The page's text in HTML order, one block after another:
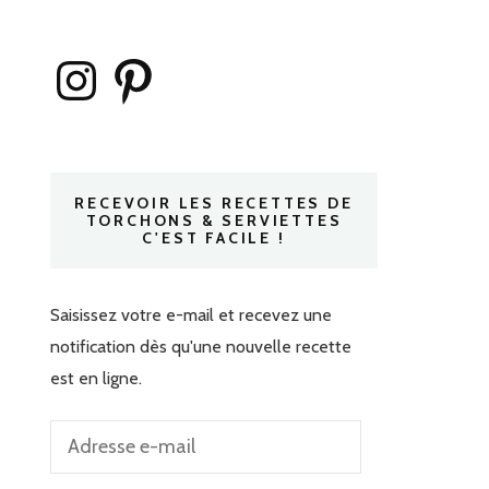
InstagramPinterest
RECEVOIR LES RECETTES DE
TORCHONS & SERVIETTES
C'EST FACILE !
Saisissez votre e-mail et recevez une
notification dès qu'une nouvelle recette
est en ligne.
Adresse